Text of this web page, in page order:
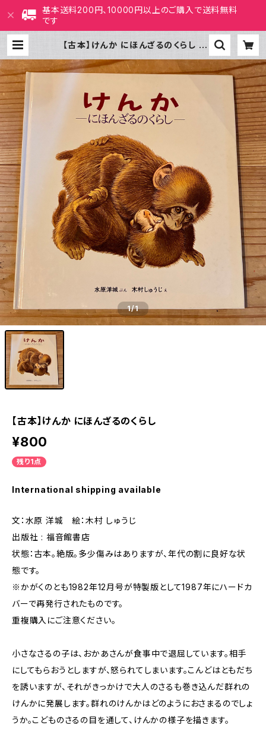
基本送料200円、10000円以上のご購入で送料無料
です
【古本】けんか にほんざるのくらし |
1/1
【古本】けんか にほんざるのくらし
¥800
残り1点
International shipping available
文：水原 洋城 絵：木村 しゅうじ
出版社 : 福音館書店
状態：古本。絶版。多少傷みはありますが、年代の割に良好な状
態です。
※かがくのとも1982年12月号が特製版として1987年にハードカ
バーで再発行されたものです。
重複購入にご注意ください。
小さなさるの子は、おかあさんが食事中で退屈しています。相手
にしてもらおうとしますが、怒られてしまいます。こんどはともだち
を誘いますが、それがきっかけで大人のさるも巻き込んだ群れの
けんかに発展します。群れのけんかはどのようにおさまるのでしょ
うか。こどものさるの目を通して、けんかの様子を描きます。